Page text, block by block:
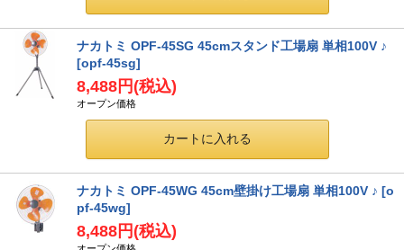
ナカトミ OPF-45SG 45cmスタンド工場扇 単相100V ♪
[opf-45sg]
8,488円 (税込)
オープン価格
ナカトミ OPF-45WG 45cm壁掛け工場扇 単相100V ♪ [o
pf-45wg]
8,488円 (税込)